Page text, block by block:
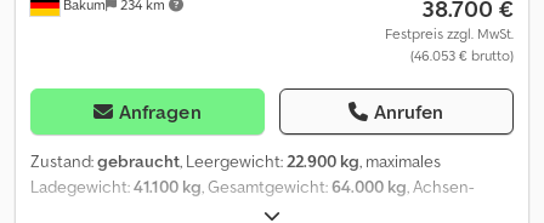
Bakum 234 km 38.700 €
Festpreis zzgl. MwSt.
(46.053 € brutto)
Anfragen Anrufen
Zustand:gebraucht, Leergewicht:22.900 kg, maximales
Ladegewicht:41.100 kg, Gesamtgewicht:64.000 kg, Achsen-
, Erstzulassung: